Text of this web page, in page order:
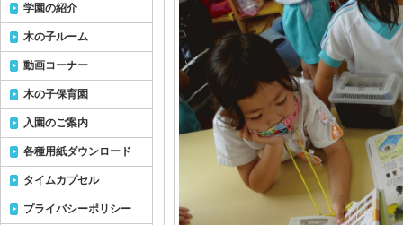
学園の紹介
木の子ルーム
動画コーナー
木の子保育園
入園のご案内
各種用紙ダウンロード
タイムカプセル
プライバシーポリシー